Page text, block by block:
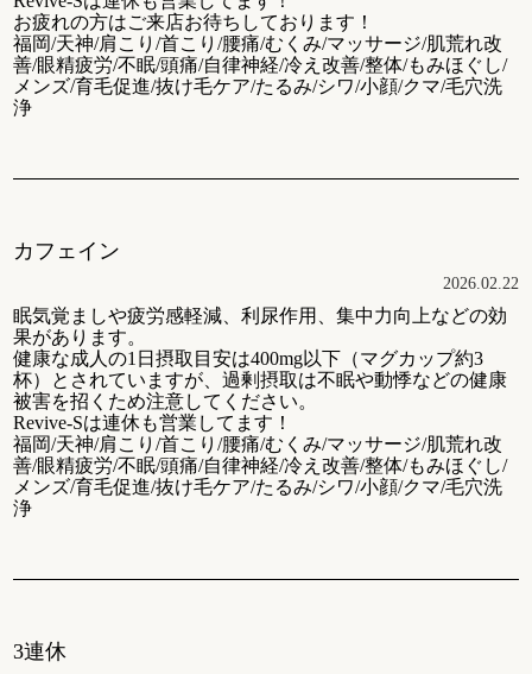
お疲れの方はご来店お待ちしております！
福岡/天神/肩こり/首こり/腰痛/むくみ/マッサージ/肌荒れ改
善/眼精疲労/不眠/頭痛/自律神経/冷え改善/整体/もみほぐし/
メンズ/育毛促進/抜け毛ケア/たるみ/シワ/小顔/クマ/毛穴洗
浄
カフェイン
2026.02.22
眠気覚ましや疲労感軽減、利尿作用、集中力向上などの効
果があります。
健康な成人の1日摂取目安は400mg以下（マグカップ約3
杯）とされていますが、過剰摂取は不眠や動悸などの健康
被害を招くため注意してください。
Revive-Sは連休も営業してます！
福岡/天神/肩こり/首こり/腰痛/むくみ/マッサージ/肌荒れ改
善/眼精疲労/不眠/頭痛/自律神経/冷え改善/整体/もみほぐし/
メンズ/育毛促進/抜け毛ケア/たるみ/シワ/小顔/クマ/毛穴洗
浄
3連休